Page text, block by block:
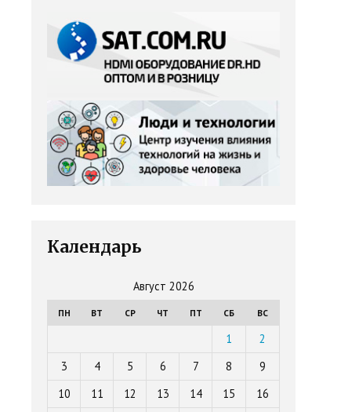
Календарь
Август 2026
ПН ВТ СР ЧТ ПТ СБ ВС
1
2
3
4 5 6 7 8
9
10
11 12 13 14 15
16